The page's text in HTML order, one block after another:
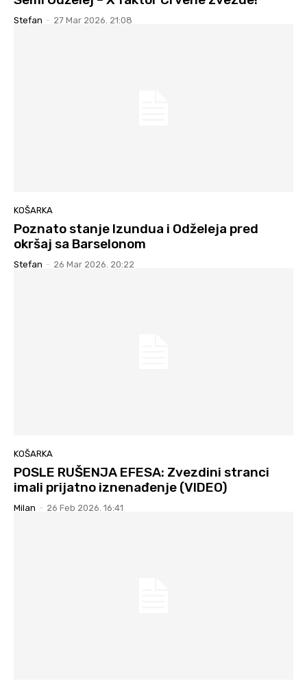
Stefan - 27 Mar 2026. 21:08
KOŠARKA
Poznato stanje Izundua i Odželeja pred
okršaj sa Barselonom
Stefan - 26 Mar 2026. 20:22
KOŠARKA
POSLE RUŠENJA EFESA: Zvezdini stranci
imali prijatno iznenađenje (VIDEO)
Milan - 26 Feb 2026. 16:41